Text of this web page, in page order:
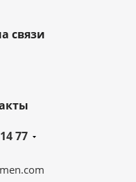
связи
77